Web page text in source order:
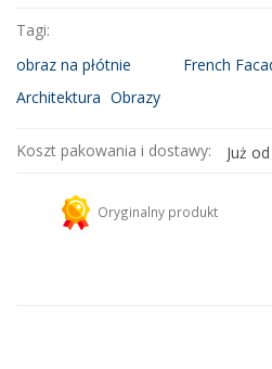
Tagi:
obraz na płótnie
French
Architektura Obrazy
Koszt pakowania i dostawy: Już
Kurier DHL
Dodaj więcej produktów do koszyka i
Oryginalny produkt